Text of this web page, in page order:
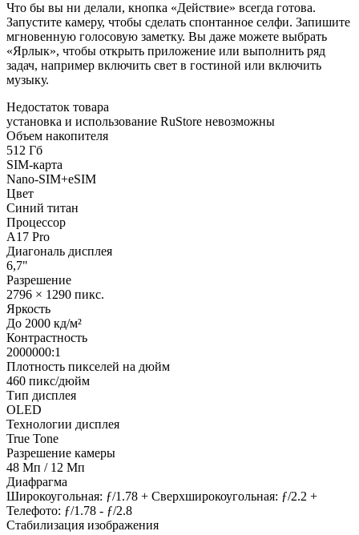
Что бы вы ни делали, кнопка «Действие» всегда готова.
Запустите камеру, чтобы сделать спонтанное селфи. Запишите
мгновенную голосовую заметку. Вы даже можете выбрать
«Ярлык», чтобы открыть приложение или выполнить ряд
задач, например включить свет в гостиной или включить
музыку.
Недостаток товара
установка и использование RuStore невозможны
Объем накопителя
512 Гб
SIM-карта
Nano-SIM+eSIM
Цвет
Синий титан
Процессор
A17 Pro
Диагональ дисплея
6,7"
Разрешение
2796 × 1290 пикс.
Яркость
До 2000 кд/м²
Контрастность
2000000:1
Плотность пикселей на дюйм
460 пикс/дюйм
Тип дисплея
OLED
Технологии дисплея
True Tone
Разрешение камеры
48 Мп / 12 Мп
Диафрагма
Широкоугольная: ƒ/1.78 + Сверхшироко­угольная: ƒ/2.2 +
Телефото: ƒ/1.78 - ƒ/2.8
Стабилизация изображения